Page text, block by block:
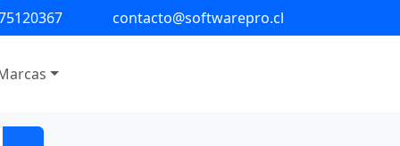
contacto@softwarepro.cl